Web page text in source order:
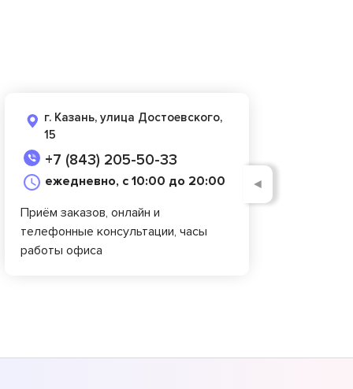
г. Казань, улица Достоевского,
15
+7 (843) 205-50-33
ежедневно, с 10:00 до 20:00
Приём заказов, онлайн и
телефонные консультации, часы
работы офиса
◄